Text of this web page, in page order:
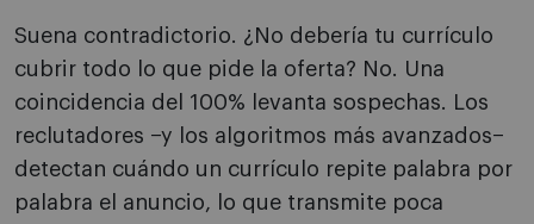
Suena contradictorio. ¿No debería tu currículo
cubrir todo lo que pide la oferta? No. Una
coincidencia del 100% levanta sospechas. Los
reclutadores −y los algoritmos más avanzados−
detectan cuándo un currículo repite palabra por
palabra el anuncio, lo que transmite poca